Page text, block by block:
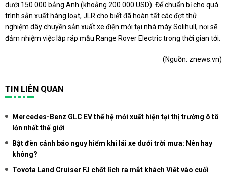
dưới 150.000 bảng Anh (khoảng 200.000 USD). Để chuẩn bị cho quá
trình sản xuất hàng loạt, JLR cho biết đã hoàn tất các đợt thử
nghiệm dây chuyền sản xuất xe điện mới tại nhà máy Solihull, nơi sẽ
đảm nhiệm việc lắp ráp mẫu Range Rover Electric trong thời gian tới.
(Nguồn: znews.vn)
TIN LIÊN QUAN
Mercedes-Benz GLC EV thế hệ mới xuất hiện tại thị trường ô tô
lớn nhất thế giới
Bật đèn cảnh báo nguy hiểm khi lái xe dưới trời mưa: Nên hay
không?
Toyota Land Cruiser FJ chốt lịch ra mắt khách Việt vào cuối